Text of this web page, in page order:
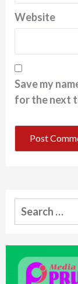
Website
Save my
for the next